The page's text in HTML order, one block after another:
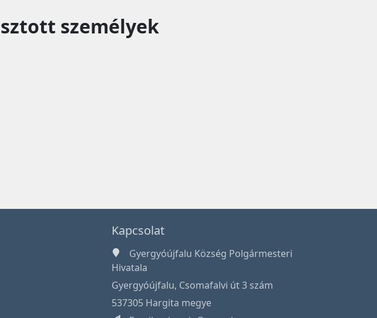
személyek
Kapcsolat
Gyergyóújfalu Község Polgármesteri
Hivatala
Gyergyóújfalu, Csomafalvi út 3 szám
537305 Hargita megye